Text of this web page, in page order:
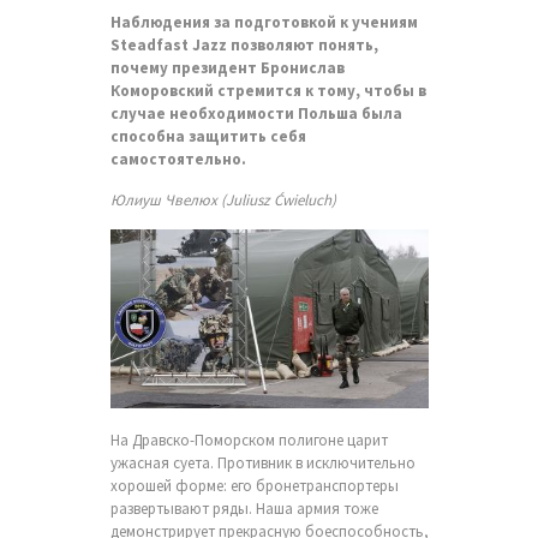
Наблюдения за подготовкой к учениям
Steadfast Jazz позволяют понять,
почему президент Бронислав
Коморовский стремится к тому, чтобы в
случае необходимости Польша была
способна защитить себя
самостоятельно.
Юлиуш Чвелюх (Juliusz Ćwieluch)
На Дравско-Поморском полигоне царит
ужасная суета. Противник в исключительно
хорошей форме: его бронетранспортеры
развертывают ряды. Наша армия тоже
демонстрирует прекрасную боеспособность,